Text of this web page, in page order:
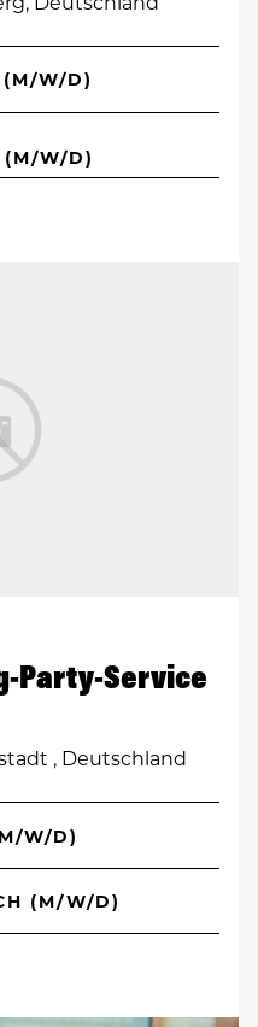
(M/W/D)
(M/W/D)
Party-Service
, Deutschland
W/D)
(M/W/D)